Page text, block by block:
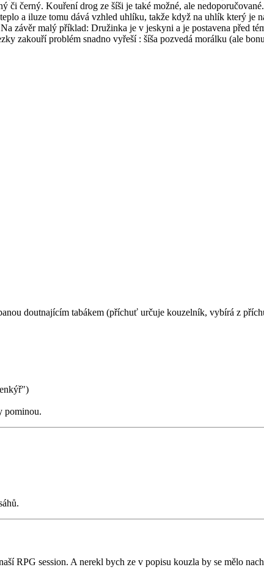
černý. Kouření drog ze šíši je také možné, ale
a iluze tomu dává vzhled uhlíku, takže když na uhlík který je
závěr malý příklad: Družinka je v jeskyni a je postavena před
zakouří problém snadno vyřeší : šíša pozvedá morálku (ale
doutnajícím tabákem (příchuť určuje kouzelník, vybírá z
pominou.
RPG session. A nerekl bych ze v popisu kouzla by se mělo